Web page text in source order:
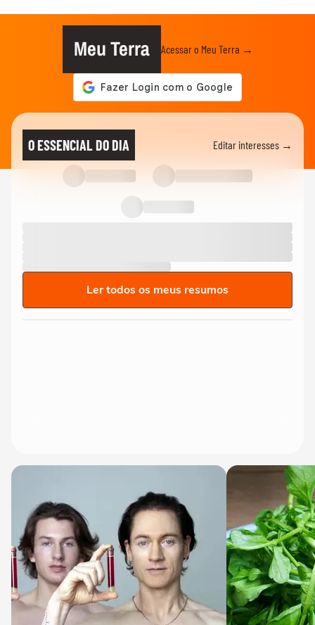
Meu Terra Acessar o Meu Terra →
O ESSENCIAL DO DIA Editar interesses →
Ler todos os meus resumos